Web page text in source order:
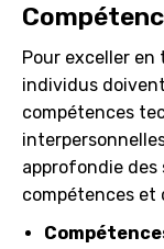
Pour exceller en
individus
compétences
approfondie des
compétences et